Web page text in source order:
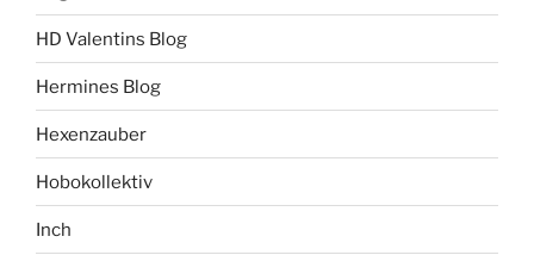
HD Valentins Blog
Hermines Blog
Hexenzauber
Hobokollektiv
Inch